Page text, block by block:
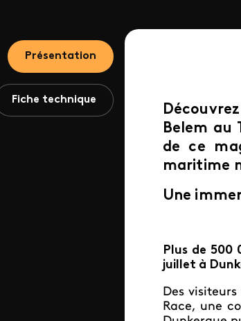
Présentation
Fiche technique
Belem au
de ce
maritime
Une
Plus de 500
juillet à
Des
Race, une